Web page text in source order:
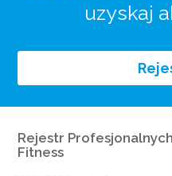
uzyskaj
Rejestr
Fitness